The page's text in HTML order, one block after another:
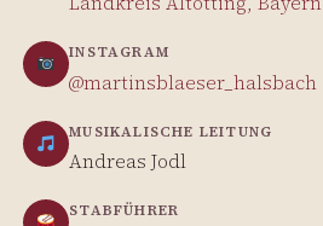
INSTAGRAM
@martinsblaeser_halsbach
MUSIKALISCHE LEITUNG
Andreas Jodl
STABFÜHRER